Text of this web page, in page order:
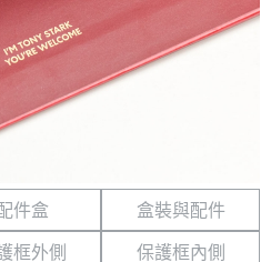
件盒
盒裝與配件
框外側 保護框內側